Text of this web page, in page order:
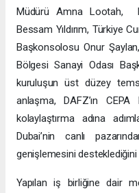
Müdürü Amna Lootah,
Bessam Yıldırım, Türkiye
Başkonsolosu Onur
Bölgesi Sanayi Odası
kuruluşun üst düzey
anlaşma, DAFZ’ın
kolaylaştırma adına
Dubai’nin canlı
genişlemesini desteklediğini
Yapılan iş birliğine dair